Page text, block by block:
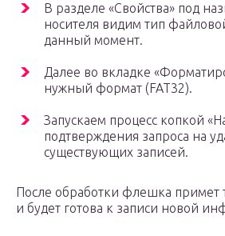
В разделе «Свойства» под
носителя видим тип
данный момент.
Далее во вкладке
нужный формат (FAT32).
Запускаем процесс копкой
подтверждения запроса на
существующих записей.
После обработки флешка
и будет готова к записи новой